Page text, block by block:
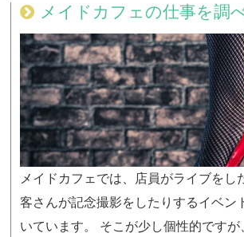
メイドカフェの仕事を調
メイドカフェでは、店員がライブをし
客さんが記念撮影をしたりするイベン
いています。 そこが少し個性的ですが